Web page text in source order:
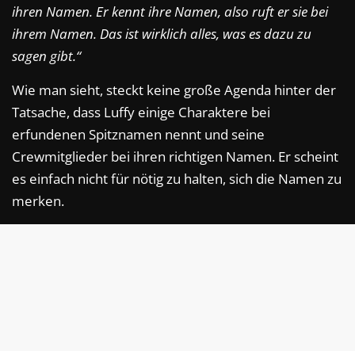
ihren Namen. Er kennt ihre Namen, also ruft er sie bei
ihrem Namen. Das ist wirklich alles, was es dazu zu
sagen gibt.“
Wie man sieht, steckt keine große Agenda hinter der
Tatsache, dass Luffy einige Charaktere bei
erfundenen Spitznamen nennt und seine
Crewmitglieder bei ihren richtigen Namen. Er scheint
es einfach nicht für nötig zu halten, sich die Namen zu
merken.